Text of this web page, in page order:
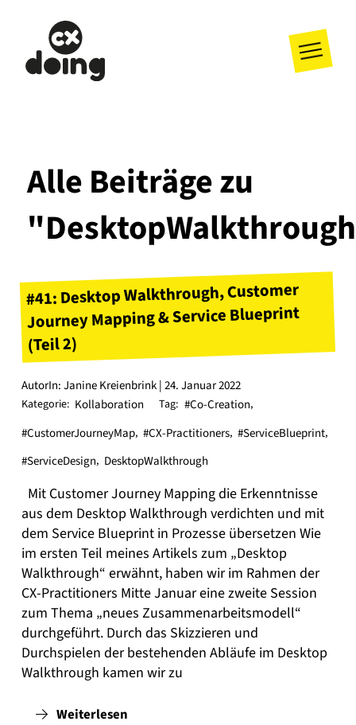
Alle Beiträge zu
#41: Desktop Walkthrough, Customer
Journey Mapping & Service Blueprint
(Teil 2)
AutorIn: Janine Kreienbrink | 24. Januar 2022
Kategorie: Kollaboration Tag: #Co-Creation,
#CustomerJourneyMap, #CX-Practitioners, #ServiceBlueprint,
#ServiceDesign, DesktopWalkthrough
Mit Customer Journey Mapping die Erkenntnisse
aus dem Desktop Walkthrough verdichten und mit
dem Service Blueprint in Prozesse übersetzen Wie
im ersten Teil meines Artikels zum „Desktop
Walkthrough“ erwähnt, haben wir im Rahmen der
CX-Practitioners Mitte Januar eine zweite Session
zum Thema „neues Zusammenarbeitsmodell“
durchgeführt. Durch das Skizzieren und
Durchspielen der bestehenden Abläufe im Desktop
Walkthrough kamen wir zu
Weiterlesen